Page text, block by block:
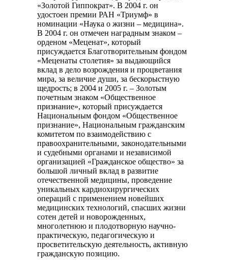
«Золотой Гиппократ». В 2004 г. он
удостоен премии РАН «Триумф» в
номинации «Наука о жизни – медицина».
В 2004 г. он отмечен наградным знаком –
орденом «Меценат», который
присуждается Благотворительным фондом
«Меценаты столетия» за выдающийся
вклад в дело возрождения и процветания
мира, за величие души, за бескорыстную
щедрость; в 2004 и 2005 г. – Золотым
почетным знаком «Общественное
признание», который присуждается
Национальным фондом «Общественное
признание», Национальным гражданским
комитетом по взаимодействию с
правоохранительными, законодательными
и судебными органами и независимой
организацией «Гражданское общество» за
большой личный вклад в развитие
отечественной медицины, проведение
уникальных кардиохирургических
операций с применением новейших
медицинских технологий, спасших жизни
сотен детей и новорожденных,
многолетнюю и плодотворную научно-
практическую, педагогическую и
просветительскую деятельность, активную
гражданскую позицию.